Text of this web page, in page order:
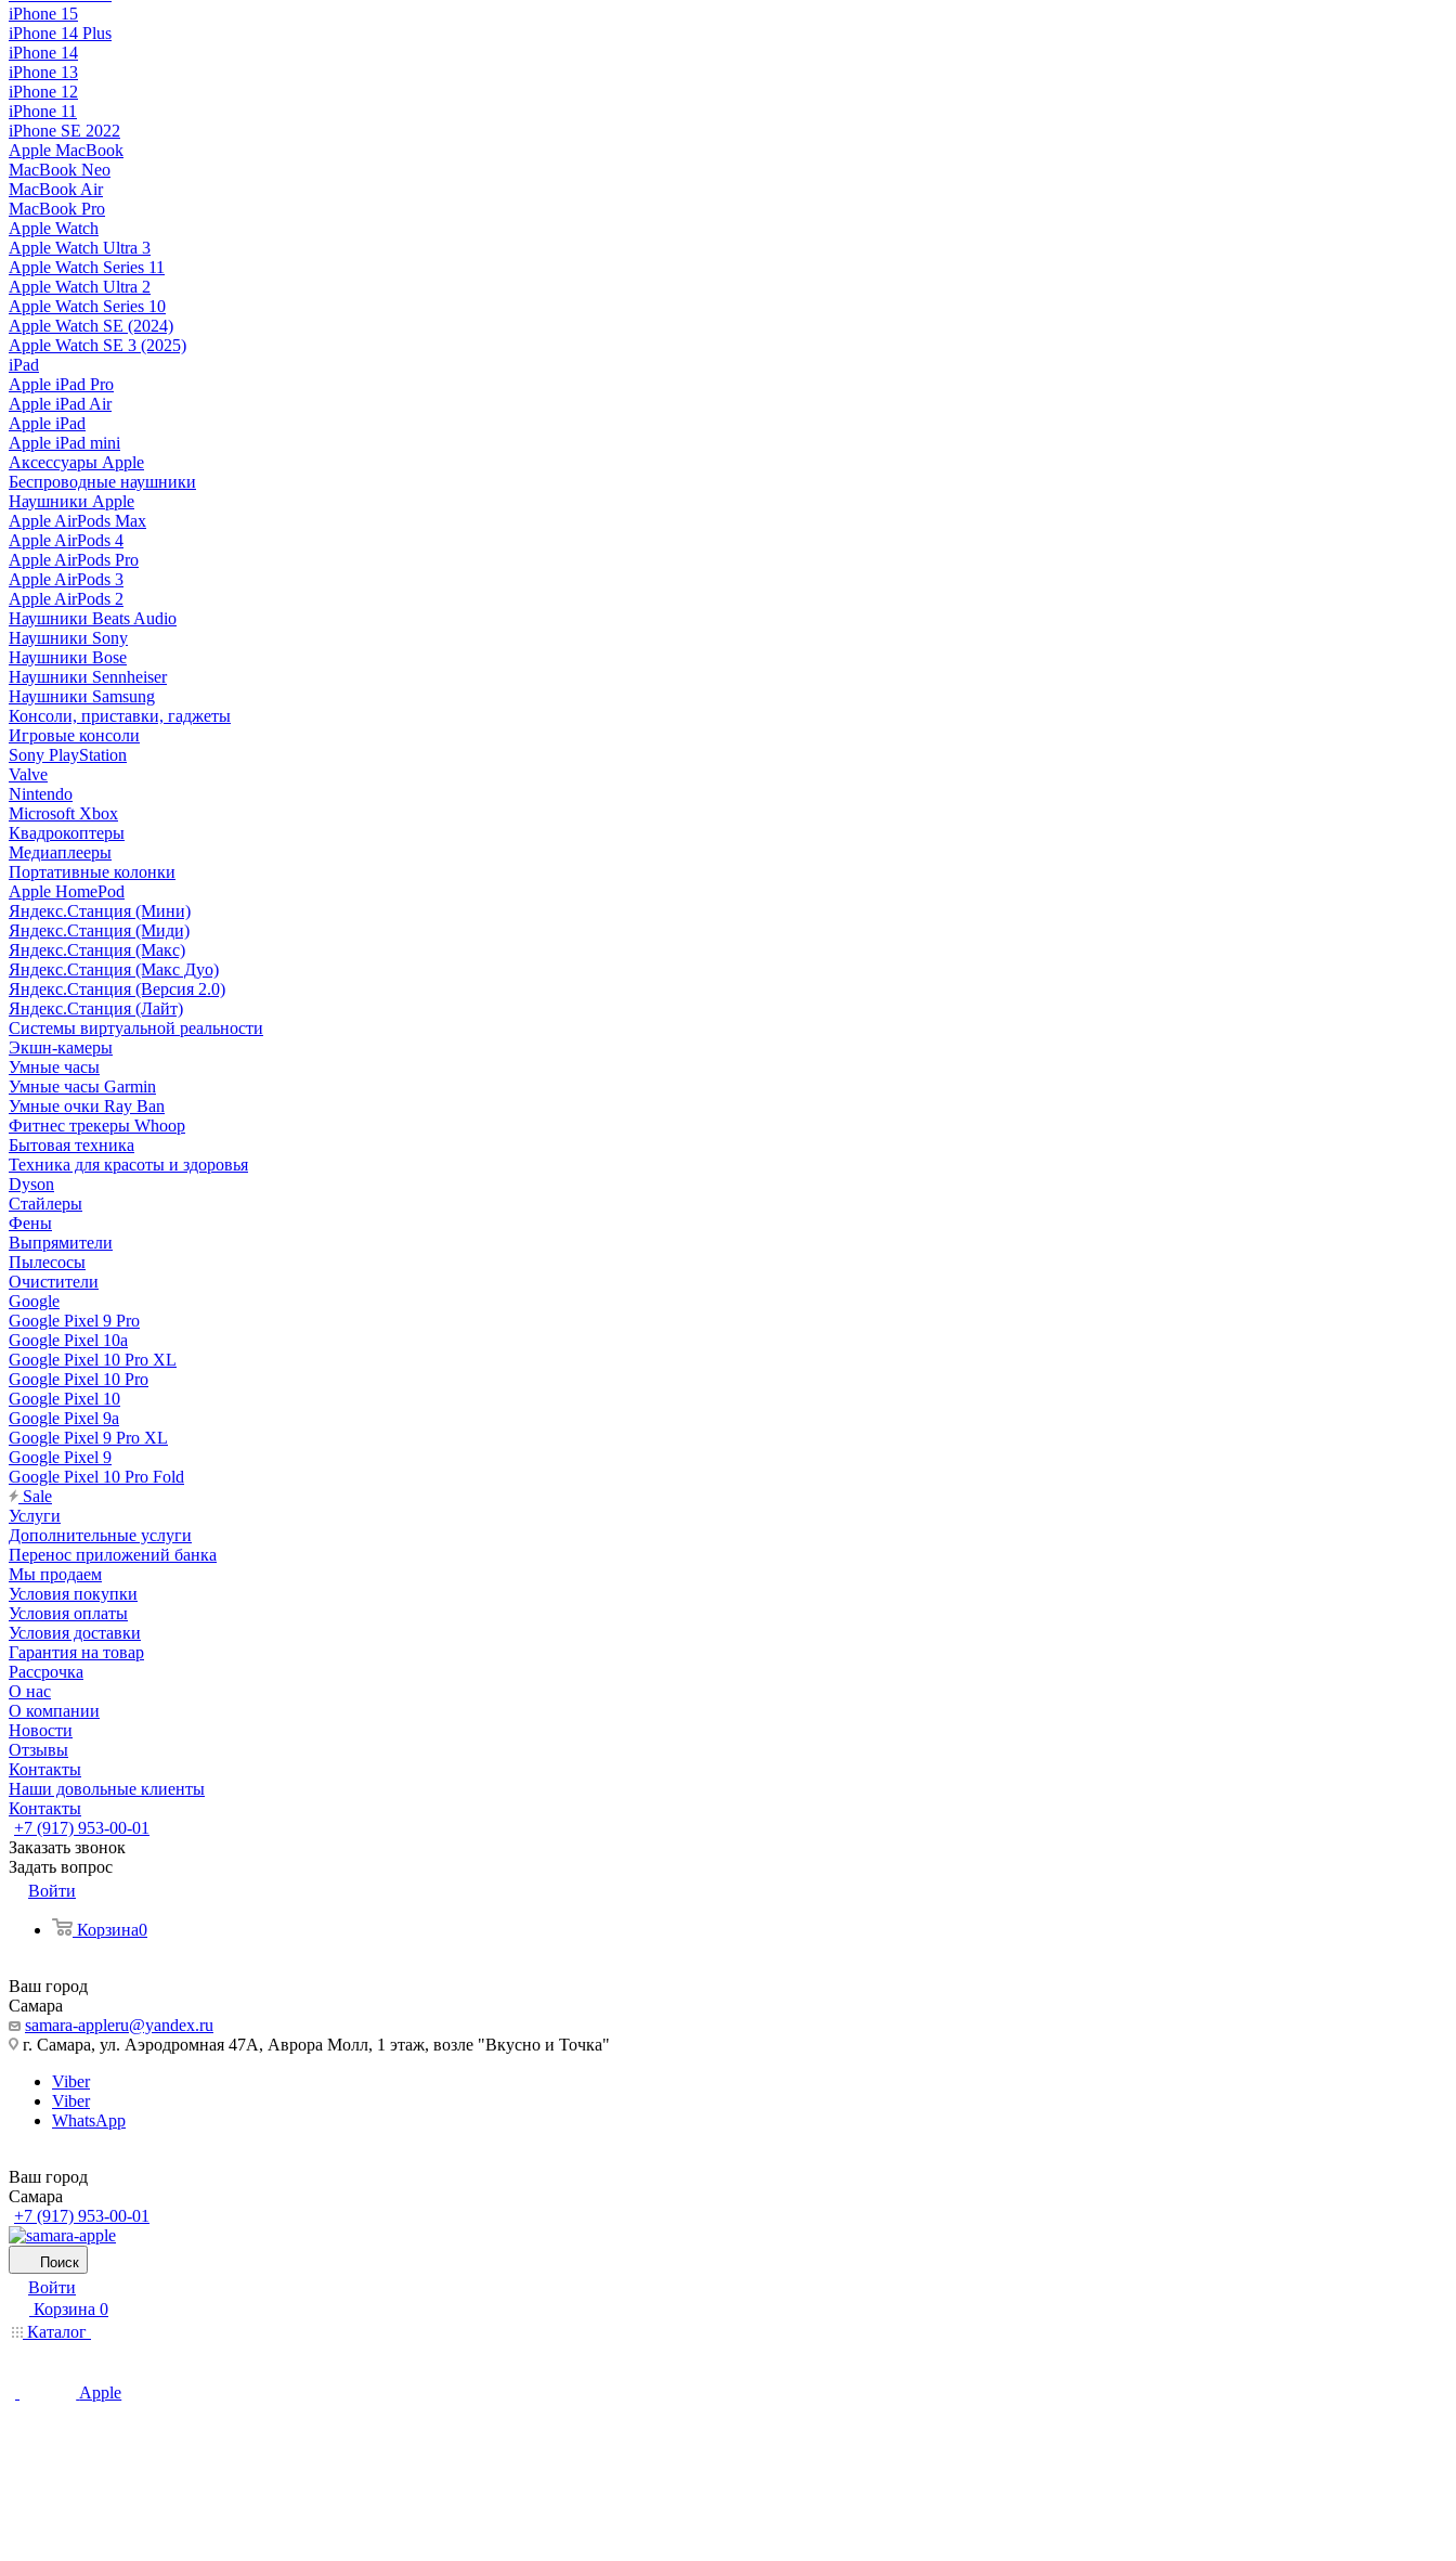
iPhone 15
iPhone 14 Plus
iPhone 14
iPhone 13
iPhone 12
iPhone 11
iPhone SE 2022
Apple MacBook
MacBook Neo
MacBook Air
MacBook Pro
Apple Watch
Apple Watch Ultra 3
Apple Watch Series 11
Apple Watch Ultra 2
Apple Watch Series 10
Apple Watch SE (2024)
Apple Watch SE 3 (2025)
iPad
Apple iPad Pro
Apple iPad Air
Apple iPad
Apple iPad mini
Аксессуары Apple
Беспроводные наушники
Наушники Apple
Apple AirPods Max
Apple AirPods 4
Apple AirPods Pro
Apple AirPods 3
Apple AirPods 2
Наушники Beats Audio
Наушники Sony
Наушники Bose
Наушники Sennheiser
Наушники Samsung
Консоли, приставки, гаджеты
Игровые консоли
Sony PlayStation
Valve
Nintendo
Microsoft Xbox
Квадрокоптеры
Медиаплееры
Портативные колонки
Apple HomePod
Яндекс.Станция (Мини)
Яндекс.Станция (Миди)
Яндекс.Станция (Макс)
Яндекс.Станция (Макс Дуо)
Яндекс.Станция (Версия 2.0)
Яндекс.Станция (Лайт)
Системы виртуальной реальности
Экшн-камеры
Умные часы
Умные часы Garmin
Умные очки Ray Ban
Фитнес трекеры Whoop
Бытовая техника
Техника для красоты и здоровья
Dyson
Стайлеры
Фены
Выпрямители
Пылесосы
Очистители
Google
Google Pixel 9 Pro
Google Pixel 10a
Google Pixel 10 Pro XL
Google Pixel 10 Pro
Google Pixel 10
Google Pixel 9a
Google Pixel 9 Pro XL
Google Pixel 9
Google Pixel 10 Pro Fold
Sale
Услуги
Дополнительные услуги
Перенос приложений банка
Мы продаем
Условия покупки
Условия оплаты
Условия доставки
Гарантия на товар
Рассрочка
О нас
О компании
Новости
Отзывы
Контакты
Наши довольные клиенты
Контакты
+7 (917) 953-00-01
Заказать звонок
Задать вопрос
Войти
Корзина0
Ваш город
Самара
samara-appleru@yandex.ru
г. Самара, ул. Аэродромная 47А, Аврора Молл, 1 этаж, возле "Вкусно и Точка"
Viber
Viber
WhatsApp
Ваш город
Самара
+7 (917) 953-00-01
Поиск
Войти
Корзина 0
Каталог
Apple